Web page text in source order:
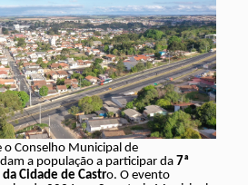
o Conselho Municipal de
a população a participar da 7ª
Cidade de Castro. O evento